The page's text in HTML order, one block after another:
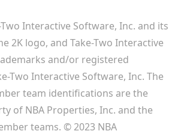
Interactive Software, Inc. and its
2K logo, and Take-Two Interactive
and/or registered
Two Interactive Software, Inc. The
team identifications are the
of NBA Properties, Inc. and the
teams. © 2023 NBA